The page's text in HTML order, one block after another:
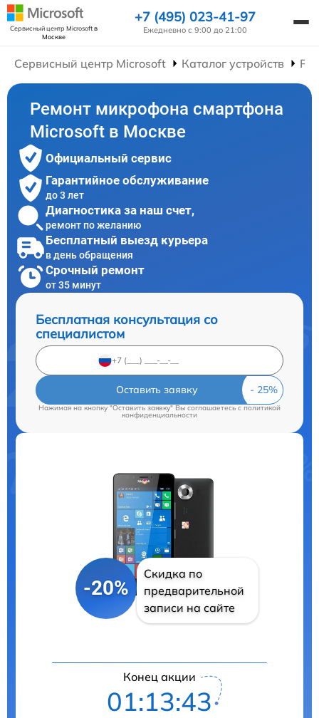
Сервисный центр Microsoftв
Москве
+7 (495) 023-41-97
Ежедневно с 9:00 до 21:00
Сервисный центр Microsoft Каталог устройств
Ремонт микрофона смартфона
Microsoft в Москве
Официальный сервис
Гарантийное обслуживание
до 3 лет
Диагностика за наш счет,
ремонт по желанию
Бесплатный выезд курьера
в день обращения
Срочный ремонт
от 35 минут
Бесплатная консультация со
специалистом
Оставить заявку
Нажимая на кнопку "Оставить заявку" Вы соглашаетесь cполитикой
конфиденциальности
-20%
Скидка по
предварительной
записи на сайте
Конец акции
01:13:42